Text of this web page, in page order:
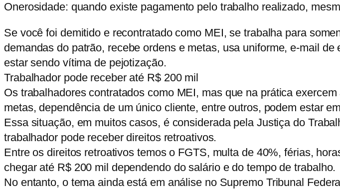
Onerosidade: quando existe pagamento pelo trabalho realizado,
Se você foi demitido e recontratado como MEI, se trabalha para
demandas do patrão, recebe ordens e metas, usa uniforme, e-mail
estar sendo vítima de pejotização.
Trabalhador pode receber até R$ 200 mil
Os trabalhadores contratados como MEI, mas que na prática
metas, dependência de um único cliente, entre outros, podem estar
Essa situação, em muitos casos, é considerada pela Justiça do
trabalhador pode receber direitos retroativos.
Entre os direitos retroativos temos o FGTS, multa de 40%, férias,
chegar até R$ 200 mil dependendo do salário e do tempo de trabalho.
No entanto, o tema ainda está em análise no Supremo Tribunal